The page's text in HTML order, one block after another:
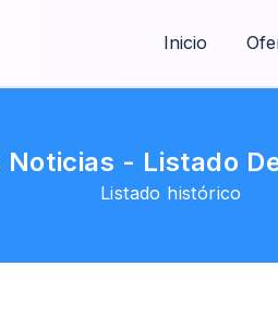
Inicio
Noticias - Listado
Listado histórico